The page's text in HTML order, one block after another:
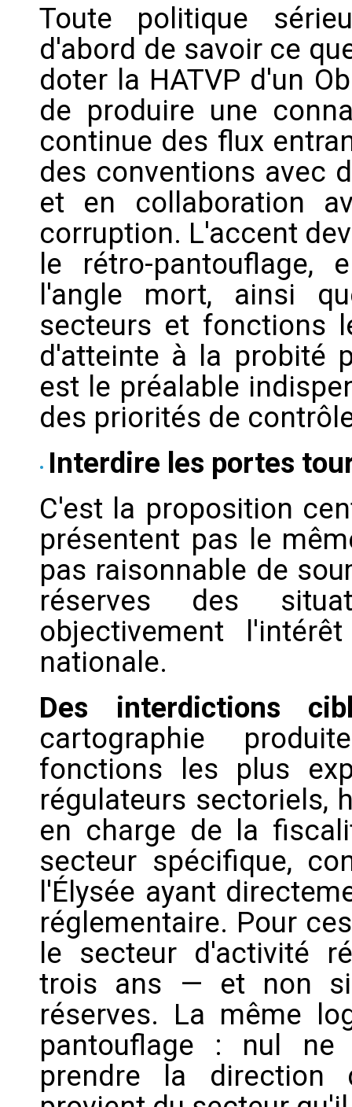
Toute politique
d'abord de savoir ce
doter la HATVP d'un
de produire une
continue des flux
des conventions avec
et en collaboration
corruption. L'accent
le rétro-pantouflage,
l'angle mort, ainsi
secteurs et fonctions
d'atteinte à la probité
est le préalable
des priorités de
Interdire les portes
C'est la proposition
présentent pas le
pas raisonnable de
réserves des
objectivement
nationale.
Des interdictions
cartographie
fonctions les plus
régulateurs sectoriels,
en charge de la
secteur spécifique,
l'Élysée ayant
réglementaire. Pour
le secteur d'activité
trois ans — et non
réserves. La même
pantouflage : nul ne
prendre la direction